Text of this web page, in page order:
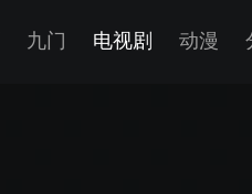
九门 电视剧 动漫